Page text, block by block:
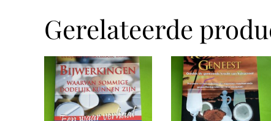
Gerelateerde